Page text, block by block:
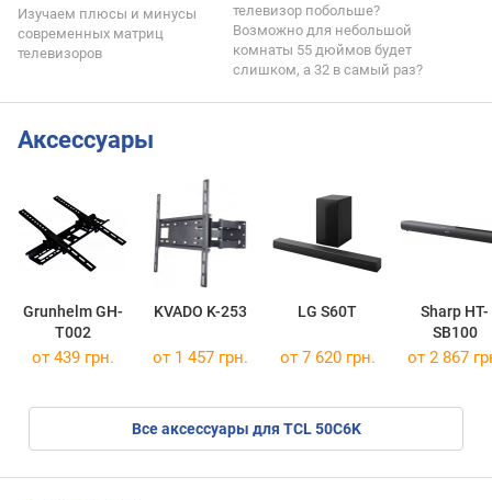
Изучаем плюсы и минусы
современных матриц
телевизоров
телевизор побольше?
Возможно для небольшой
комнаты 55 дюймов будет
слишком, а 32 в самый раз?
Аксессуары
Grunhelm GH-
T002
KVADO K-253 LG S60T
Sharp HT-
SB100
от 439 грн. от 1 457 грн. от 7 620 грн. от 2 867
Все аксессуары для TCL 50C6K